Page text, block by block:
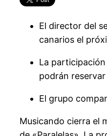
El director del
canarios el
La
podrán
El grupo
Musicando cierra el